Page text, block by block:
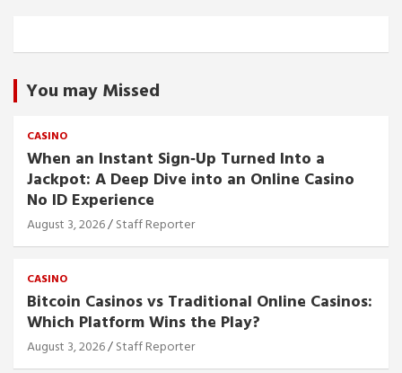
You may Missed
CASINO
When an Instant Sign‑Up Turned Into a
Jackpot: A Deep Dive into an Online Casino
No ID Experience
August 3, 2026 Staff Reporter
CASINO
Bitcoin Casinos vs Traditional Online Casinos:
Which Platform Wins the Play?
August 3, 2026 Staff Reporter